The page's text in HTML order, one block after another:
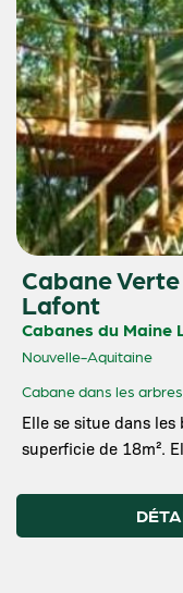
Cabane
Lafont
Cabanes du Maine
Nouvelle-Aquitaine
Cabane dans les arbres
Elle se situe dans les
superficie de 18m².